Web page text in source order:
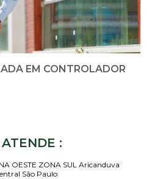
EM CONTROLADOR
:
OESTE ZONA SUL Aricanduva
São Paulo